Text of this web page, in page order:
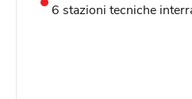
6 stazioni tecniche